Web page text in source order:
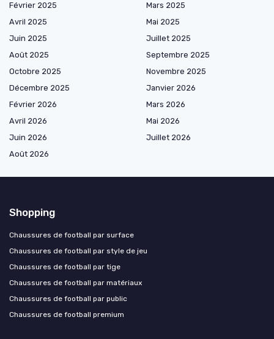
Février 2025
Mars 2025
Avril 2025
Mai 2025
Juin 2025
Juillet 2025
Août 2025
Septembre 2025
Octobre 2025
Novembre 2025
Décembre 2025
Janvier 2026
Février 2026
Mars 2026
Avril 2026
Mai 2026
Juin 2026
Juillet 2026
Août 2026
Shopping
Chaussures de football par surface
Chaussures de football par style de jeu
Chaussures de football par tige
Chaussures de football par matériaux
Chaussures de football par public
Chaussures de football premium